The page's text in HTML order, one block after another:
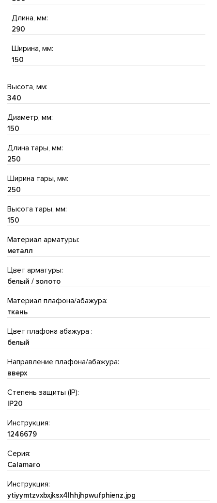
Длина, мм:
290
Ширина, мм:
150
Высота, мм:
340
Диаметр, мм:
150
Длина тары, мм:
250
Ширина тары, мм:
250
Высота тары, мм:
150
Материал арматуры:
металл
Цвет арматуры:
белый / золото
Материал плафона/абажура:
ткань
Цвет плафона абажура :
белый
Направление плафона/абажура:
вверх
Степень защиты (IP):
IP20
Инструкция:
1246679
Серия:
Calamaro
Инструкция:
ytiyymtzvxbxjksx4lhhjhpwufphienz.jpg